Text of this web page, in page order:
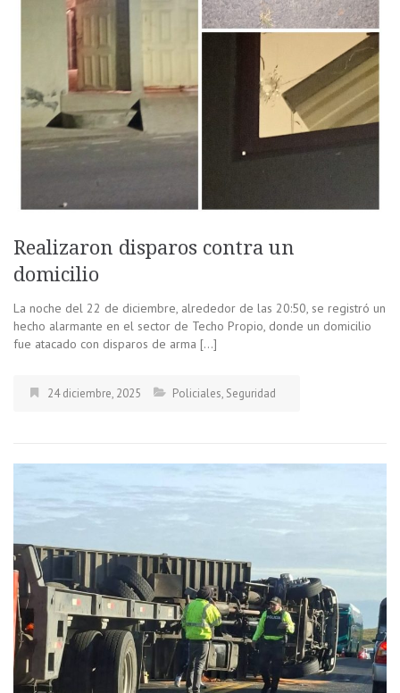
Realizaron disparos contra un
domicilio
La noche del 22 de diciembre, alrededor de las 20:50, se registró un
hecho alarmante en el sector de Techo Propio, donde un domicilio
fue atacado con disparos de arma […]
24 diciembre, 2025 Policiales, Seguridad